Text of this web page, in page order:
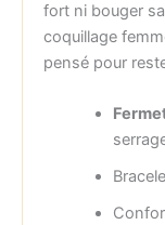
fort ni bouger
coquillage
pensé pour